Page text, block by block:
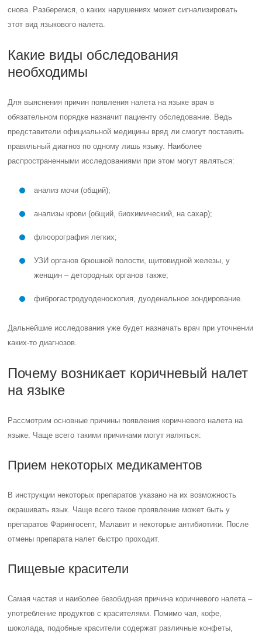
снова. Разберемся, о каких нарушениях может сигнализировать
этот вид языкового налета.
Какие виды обследования
необходимы
Для выяснения причин появления налета на языке врач в
обязательном порядке назначит пациенту обследование. Ведь
представители официальной медицины вряд ли смогут поставить
правильный диагноз по одному лишь языку. Наиболее
распространенными исследованиями при этом могут являться:
анализ мочи (общий);
анализы крови (общий, биохимический, на сахар);
флюорография легких;
УЗИ органов брюшной полости, щитовидной железы, у
женщин – детородных органов также;
фиброгастродуоденоскопия, дуоденальное зондирование.
Дальнейшие исследования уже будет назначать врач при уточнении
каких-то диагнозов.
Почему возникает коричневый налет
на языке
Рассмотрим основные причины появления коричневого налета на
языке. Чаще всего такими причинами могут являться:
Прием некоторых медикаментов
В инструкции некоторых препаратов указано на их возможность
окрашивать язык. Чаще всего такое проявление может быть у
препаратов Фарингосепт, Малавит и некоторые антибиотики. После
отмены препарата налет быстро проходит.
Пищевые красители
Самая частая и наиболее безобидная причина коричневого налета –
употребление продуктов с красителями. Помимо чая, кофе,
шоколада, подобные красители содержат различные конфеты,